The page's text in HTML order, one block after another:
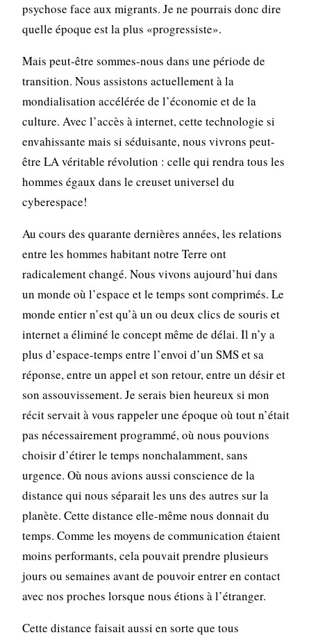
psychose face aux migrants. Je ne pourrais donc dire
quelle époque est la plus «progressiste».
Mais peut-être sommes-nous dans une période de
transition. Nous assistons actuellement à la
mondialisation accélérée de l’économie et de la
culture. Avec l’accès à internet, cette technologie si
envahissante mais si séduisante, nous vivrons peut-
être LA véritable révolution : celle qui rendra tous les
hommes égaux dans le creuset universel du
cyberespace!
Au cours des quarante dernières années, les relations
entre les hommes habitant notre Terre ont
radicalement changé. Nous vivons aujourd’hui dans
un monde où l’espace et le temps sont comprimés. Le
monde entier n’est qu’à un ou deux clics de souris et
internet a éliminé le concept même de délai. Il n’y a
plus d’espace-temps entre l’envoi d’un SMS et sa
réponse, entre un appel et son retour, entre un désir et
son assouvissement. Je serais bien heureux si mon
récit servait à vous rappeler une époque où tout n’était
pas nécessairement programmé, où nous pouvions
choisir d’étirer le temps nonchalamment, sans
urgence. Où nous avions aussi conscience de la
distance qui nous séparait les uns des autres sur la
planète. Cette distance elle-même nous donnait du
temps. Comme les moyens de communication étaient
moins performants, cela pouvait prendre plusieurs
jours ou semaines avant de pouvoir entrer en contact
avec nos proches lorsque nous étions à l’étranger.
Cette distance faisait aussi en sorte que tous